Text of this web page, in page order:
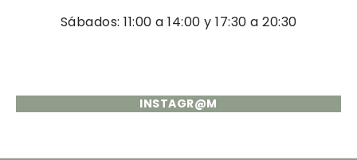
Sábados: 11:00 a 14:00 y 17:30 a 20:30
INSTAGR@M